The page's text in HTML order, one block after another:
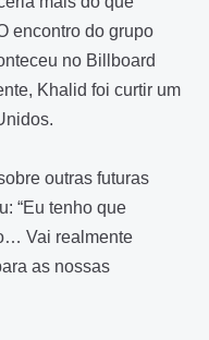
encontro do grupo
no Billboard
Khalid foi curtir um
outras futuras
“Eu tenho que
Vai realmente
as nossas